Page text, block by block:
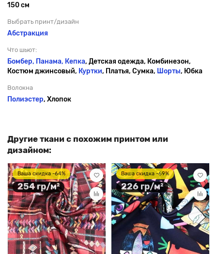
150 см
Выбрать принт/дизайн
Абстракция
Что шьют:
Бомбер, Панама, Кепка, Детская одежда, Комбинезон,
Костюм джинсовый, Куртки, Платья, Сумка, Шорты, Юбка
Волокна
Полиэстер, Хлопок
Другие ткани с похожим принтом или
дизайном:
Ваша скидка -64%
254 гр/м²
Ваша скидка -69%
226 гр/м²